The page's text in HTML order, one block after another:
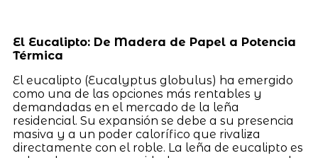
El Eucalipto: De Madera de Papel a Potencia
Térmica
El eucalipto (Eucalyptus globulus) ha emergido
como una de las opciones más rentables y
demandadas en el mercado de la leña
residencial. Su expansión se debe a su presencia
masiva y a un poder calorífico que rivaliza
directamente con el roble. La leña de eucalipto es